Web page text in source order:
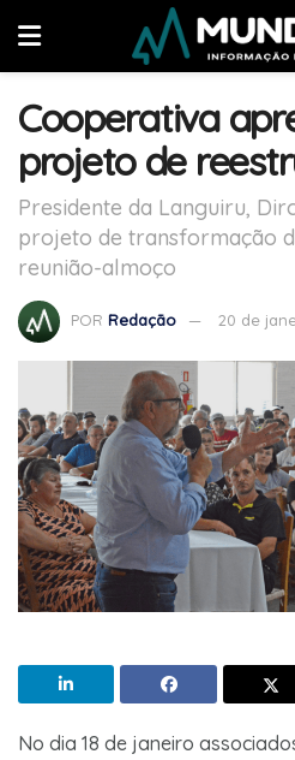
Cooperativa
projeto de
Presidente da Languiru,
projeto de transformação
reunião-almoço
POR Redação 20 de
No dia 18 de janeiro